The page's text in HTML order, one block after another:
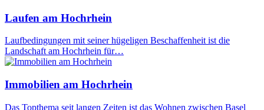
Laufen am Hochrhein
Laufbedingungen mit seiner hügeligen Beschaffenheit ist die
Landschaft am Hochrhein für…
Immobilien am Hochrhein
Das Topthema seit langen Zeiten ist das Wohnen zwischen Basel